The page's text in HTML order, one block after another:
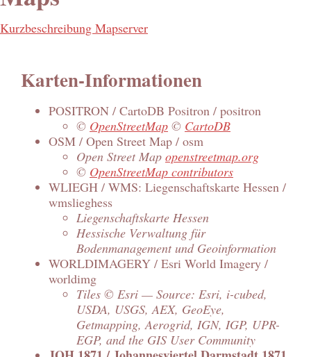
Kurzbeschreibung Mapserver
Karten-Informationen
POSITRON / CartoDB Positron / positron
© OpenStreetMap © CartoDB
OSM / Open Street Map / osm
Open Street Map openstreetmap.org
© OpenStreetMap contributors
WLIEGH / WMS: Liegenschaftskarte Hessen /
wmslieghess
Liegenschaftskarte Hessen
Hessische Verwaltung für
Bodenmanagement und Geoinformation
WORLDIMAGERY / Esri World Imagery /
worldimg
Tiles © Esri — Source: Esri, i-cubed,
USDA, USGS, AEX, GeoEye,
Getmapping, Aerogrid, IGN, IGP, UPR-
EGP, and the GIS User Community